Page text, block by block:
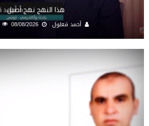
هذا النهج نهج أصيل
أحمد قعلول 08/08/2026